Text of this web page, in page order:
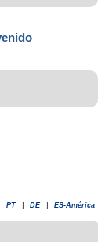
PT DE ES-América